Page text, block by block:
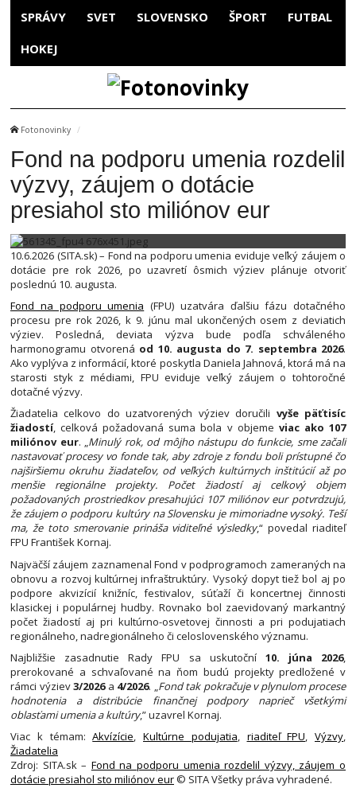
SPRÁVY SVET SLOVENSKO ŠPORT FUTBAL
HOKEJ
Fotonovinky
Fond na podporu umenia rozdelil
výzvy, záujem o dotácie
presiahol sto miliónov eur
10.6.2026 (SITA.sk) – Fond na podporu umenia eviduje veľký záujem o
dotácie pre rok 2026, po uzavretí ôsmich výziev plánuje otvoriť
poslednú 10. augusta.
Fond na podporu umenia (FPU) uzatvára ďalšiu fázu dotačného
procesu pre rok 2026, k 9. júnu mal ukončených osem z deviatich
výziev. Posledná, deviata výzva bude podľa schváleného
harmonogramu otvorená od 10. augusta do 7. septembra 2026.
Ako vyplýva z informácií, ktoré poskytla Daniela Jahnová, ktorá má na
starosti styk z médiami, FPU eviduje veľký záujem o tohtoročné
dotačné výzvy.
Žiadatelia celkovo do uzatvorených výziev doručili vyše päťtisíc
žiadostí, celková požadovaná suma bola v objeme viac ako 107
miliónov eur. „Minulý rok, od môjho nástupu do funkcie, sme začali
nastavovať procesy vo fonde tak, aby zdroje z fondu boli prístupné čo
najširšiemu okruhu žiadateľov, od veľkých kultúrnych inštitúcií až po
menšie regionálne projekty. Počet žiadostí aj celkový objem
požadovaných prostriedkov presahujúci 107 miliónov eur potvrdzujú,
že záujem o podporu kultúry na Slovensku je mimoriadne vysoký. Teší
ma, že toto smerovanie prináša viditeľné výsledky,“ povedal riaditeľ
FPU František Kornaj.
Najväčší záujem zaznamenal Fond v podprogramoch zameraných na
obnovu a rozvoj kultúrnej infraštruktúry. Vysoký dopyt tiež bol aj po
podpore akvizícií knižníc, festivalov, súťaží či koncertnej činnosti
klasickej i populárnej hudby. Rovnako bol zaevidovaný markantný
počet žiadostí aj pri kultúrno-osvetovej činnosti a pri podujatiach
regionálneho, nadregionálneho či celoslovenského významu.
Najbližšie zasadnutie Rady FPU sa uskutoční 10. júna 2026,
prerokované a schvaľované na ňom budú projekty predložené v
rámci výziev3/2026a 4/2026. „Fond tak pokračuje v plynulom procese
hodnotenia a distribúcie finančnej podpory naprieč všetkými
oblasťami umenia a kultúry,” uzavrel Kornaj.
Viac k témam:Akvízície, Kultúrne podujatia, riaditeľ FPU, Výzvy,
Žiadatelia
Zdroj: SITA.sk – Fond na podporu umenia rozdelil výzvy, záujem o
dotácie presiahol sto miliónov eur © SITA Všetky práva vyhradené.